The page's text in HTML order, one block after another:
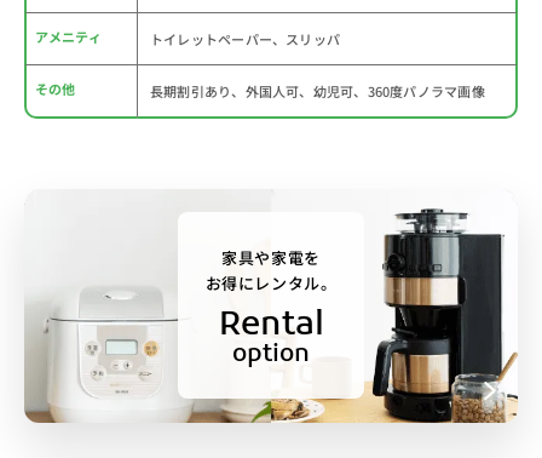
アメニティ トイレットペーパー、スリッパ
その他 長期割引あり、外国人可、幼児可、360度パノラマ画像
家具や家電を
お得にレンタル。
Rental
option